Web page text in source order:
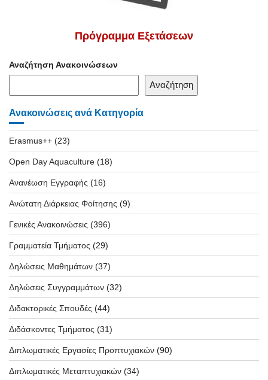
Πρόγραμμα Εξετάσεων
Αναζήτηση Ανακοινώσεων
Αναζήτηση
Ανακοινώσεις ανά Κατηγορία
Erasmus++ (23)
Open Day Aquaculture (18)
Ανανέωση Εγγραφής (16)
Ανώτατη Διάρκειας Φοίτησης (9)
Γενικές Ανακοινώσεις (396)
Γραμματεία Τμήματος (29)
Δηλώσεις Μαθημάτων (37)
Δηλώσεις Συγγραμμάτων (32)
Διδακτορικές Σπουδές (44)
Διδάσκοντες Τμήματος (31)
Διπλωματικές Εργασίες Προπτυχιακών (90)
Διπλωματικές Μεταπτυχιακών (34)